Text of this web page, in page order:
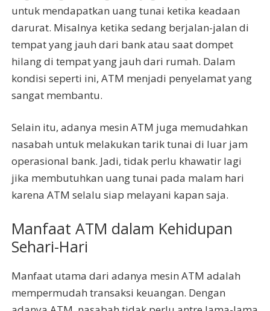
untuk mendapatkan uang tunai ketika keadaan
darurat. Misalnya ketika sedang berjalan-jalan di
tempat yang jauh dari bank atau saat dompet
hilang di tempat yang jauh dari rumah. Dalam
kondisi seperti ini, ATM menjadi penyelamat yang
sangat membantu.
Selain itu, adanya mesin ATM juga memudahkan
nasabah untuk melakukan tarik tunai di luar jam
operasional bank. Jadi, tidak perlu khawatir lagi
jika membutuhkan uang tunai pada malam hari
karena ATM selalu siap melayani kapan saja.
Manfaat ATM dalam Kehidupan
Sehari-Hari
Manfaat utama dari adanya mesin ATM adalah
mempermudah transaksi keuangan. Dengan